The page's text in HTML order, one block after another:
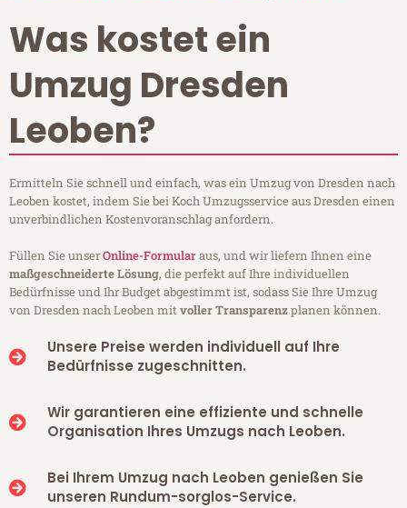
Was kostet ein
Umzug Dresden
Leoben?
Ermitteln Sie schnell und einfach, was ein Umzug von Dresden nach
Leoben kostet, indem Sie bei Koch Umzugsservice aus Dresden einen
unverbindlichen Kostenvoranschlag anfordern.
Füllen Sie unserOnline-Formularaus, und wir liefern Ihnen eine
maßgeschneiderte Lösung, die perfekt auf Ihre individuellen
Bedürfnisse und Ihr Budget abgestimmt ist, sodass Sie Ihre Umzug
von Dresden nach Leoben mitvoller Transparenzplanen können.
Unsere Preise werden individuell auf Ihre
Bedürfnisse zugeschnitten.
Wir garantieren eine effiziente und schnelle
Organisation Ihres Umzugs nach Leoben.
Bei Ihrem Umzug nach Leoben genießen Sie
unseren Rundum-sorglos-Service.